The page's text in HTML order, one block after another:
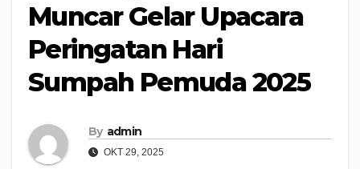
Muncar Gelar Upacara
Peringatan Hari
Sumpah Pemuda 2025
By admin
OKT 29, 2025